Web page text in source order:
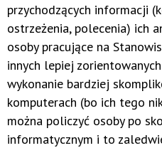
przychodzących informacji
ostrzeżenia, polecenia) ich
osoby pracujące na
innych lepiej
wykonanie bardziej
komputerach (bo ich tego
można policzyć osoby po
informatycznym i to